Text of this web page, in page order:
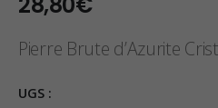
Pierre Brute d’Azurite
UGS :